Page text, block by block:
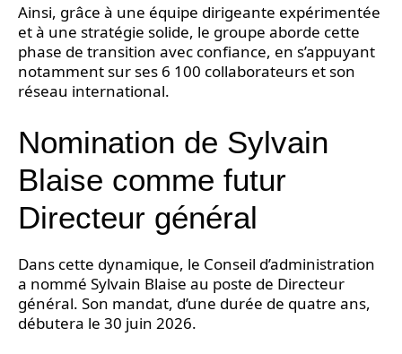
Ainsi, grâce à une équipe dirigeante expérimentée
et à une stratégie solide, le groupe aborde cette
phase de transition avec confiance, en s’appuyant
notamment sur ses 6 100 collaborateurs et son
réseau international.
Nomination de Sylvain
Blaise comme futur
Directeur général
Dans cette dynamique, le Conseil d’administration
a nommé Sylvain Blaise au poste de Directeur
général. Son mandat, d’une durée de quatre ans,
débutera le 30 juin 2026.